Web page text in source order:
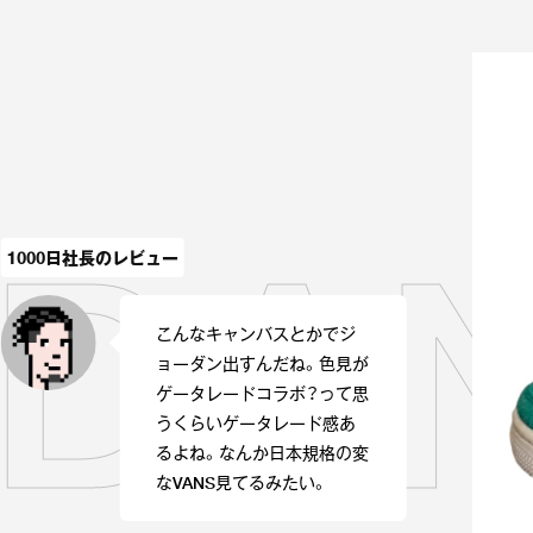
1000日社長のレビュー
こんなキャンバスとかでジ
ョーダン出すんだね。色見が
ゲータレードコラボ？って思
うくらいゲータレード感あ
るよね。なんか日本規格の変
なVANS見てるみたい。